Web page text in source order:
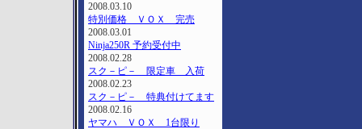
2008.03.10
特別価格 ＶＯＸ 完売
2008.03.01
Ninja250R 予約受付中
2008.02.28
スク－ピ－ 限定車 入荷
2008.02.23
スク－ピ－ 特典付けてます
2008.02.16
ヤマハ ＶＯＸ 1台限り